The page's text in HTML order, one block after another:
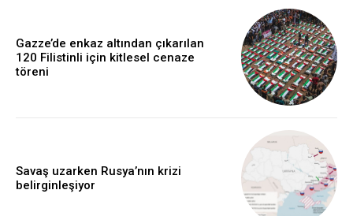
Gazze’de enkaz altından çıkarılan
120 Filistinli için kitlesel cenaze
töreni
Savaş uzarken Rusya’nın krizi
belirginleşiyor